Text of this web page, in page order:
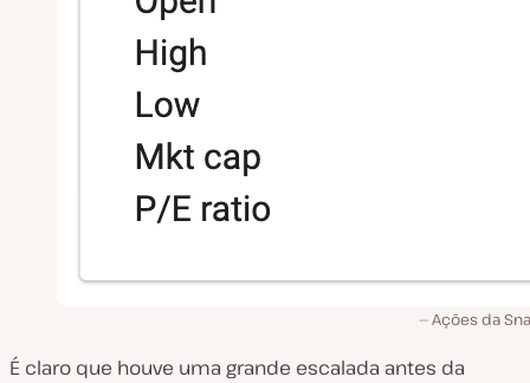
Ações da
É claro que houve uma grande escalada antes da